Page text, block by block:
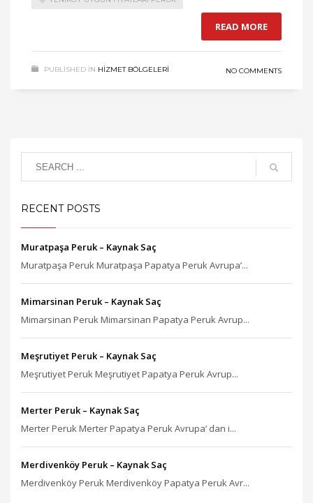
READ MORE
PUBLISHED IN HIZMET BÖLGELERI NO COMMENTS
RECENT POSTS
Muratpaşa Peruk – Kaynak Saç
Muratpaşa Peruk Muratpaşa Papatya Peruk Avrupa’...
Mimarsinan Peruk – Kaynak Saç
Mimarsinan Peruk Mimarsinan Papatya Peruk Avrup...
Meşrutiyet Peruk – Kaynak Saç
Meşrutiyet Peruk Meşrutiyet Papatya Peruk Avrup...
Merter Peruk – Kaynak Saç
Merter Peruk Merter Papatya Peruk Avrupa’ dan i...
Merdivenköy Peruk – Kaynak Saç
Merdivenköy Peruk Merdivenköy Papatya Peruk Avr...